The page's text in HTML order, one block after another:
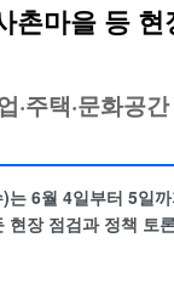
촌마을 등
주택·문화공
6월 4일부터 5일
장 점검과 정책 토